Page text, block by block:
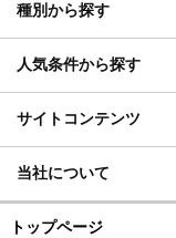
種別から探す
人気条件から探す
サイトコンテンツ
当社について
トップページ